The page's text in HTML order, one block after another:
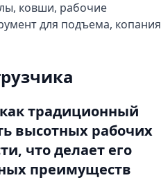
ковши, рабочие
для подъема, копания
традиционный
высотных рабочих
что делает его
преимуществ